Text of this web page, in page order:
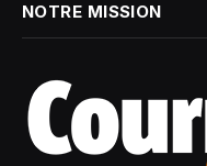
NOTRE MISSION